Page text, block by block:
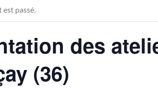
est passé.
des
(36)